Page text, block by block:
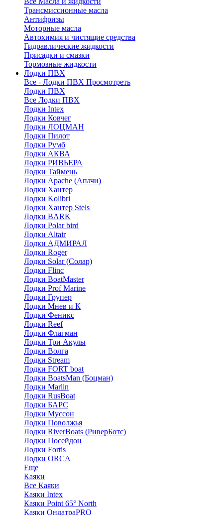
Трансмиссионные масла
Антифризы
Моторные масла
Автохимия и чистящие средства
Гидравлические жидкости
Присадки и смазки
Тормозные жидкости
Лодки ПВХ
Все - Лодки ПВХ Просмотреть
Лодки ПВХ
Все Лодки ПВХ
Лодки Intex
Лодки Ковчег
Лодки ЛОЦМАН
Лодки Пилот
Лодки Румб
Лодки АКВА
Лодки РИВЬЕРА
Лодки Таймень
Лодки Apache (Апачи)
Лодки Хантер
Лодки Kolibri
Лодки Хантер Stels
Лодки BARK
Лодки Polar bird
Лодки Altair
Лодки АДМИРАЛ
Лодки Roger
Лодки Solar (Солар)
Лодки Flinc
Лодки BoatMaster
Лодки Prof Marine
Лодки Групер
Лодки Мнев и К
Лодки Феникс
Лодки Reef
Лодки Флагман
Лодки Три Акулы
Лодки Волга
Лодки Stream
Лодки FORT boat
Лодки BoatsMan (Боцман)
Лодки Marlin
Лодки RusBoat
Лодки БАРС
Лодки Муссон
Лодки Поволжья
Лодки RiverBoats (РиверБотс)
Лодки Посейдон
Лодки Fortis
Лодки ORCA
Еще
Каяки
Все Каяки
Каяки Intex
Каяки Point 65° North
Каяки ОндатраPRO